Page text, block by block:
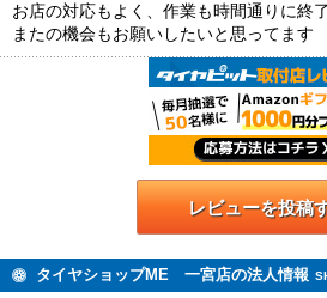
お店の対応もよく、作業も時間通りに終
またの機会もお願いしたいと思ってます
レビューを投稿
タイヤショップME 一宮店の法人情報